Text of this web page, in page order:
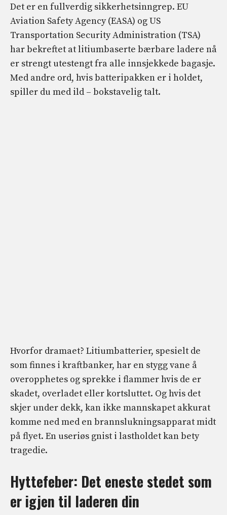
Det er en fullverdig sikkerhetsinngrep. EU
Aviation Safety Agency (EASA) og US
Transportation Security Administration (TSA)
har bekreftet at litiumbaserte bærbare ladere nå
er strengt utestengt fra alle innsjekkede bagasje.
Med andre ord, hvis batteripakken er i holdet,
spiller du med ild – bokstavelig talt.
Hvorfor dramaet? Litiumbatterier, spesielt de
som finnes i kraftbanker, har en stygg vane å
overopphetes og sprekke i flammer hvis de er
skadet, overladet eller kortsluttet. Og hvis det
skjer under dekk, kan ikke mannskapet akkurat
komme ned med en brannslukningsapparat midt
på flyet. En useriøs gnist i lastholdet kan bety
tragedie.
Hyttefeber: Det eneste stedet som
er igjen til laderen din